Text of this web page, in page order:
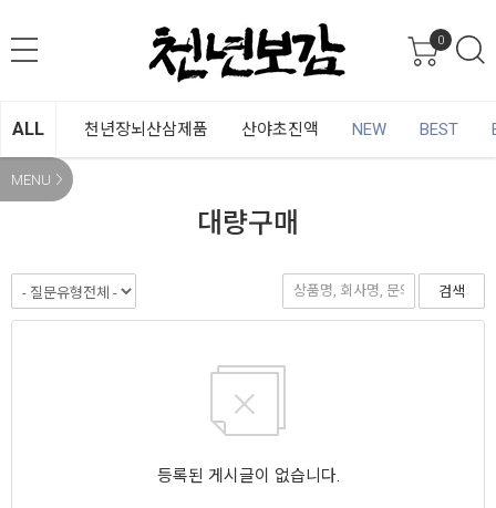
0
ALL 천년장뇌산삼제품 산야초진액 NEW BEST
MENU
대량구매
검색
등록된 게시글이 없습니다.